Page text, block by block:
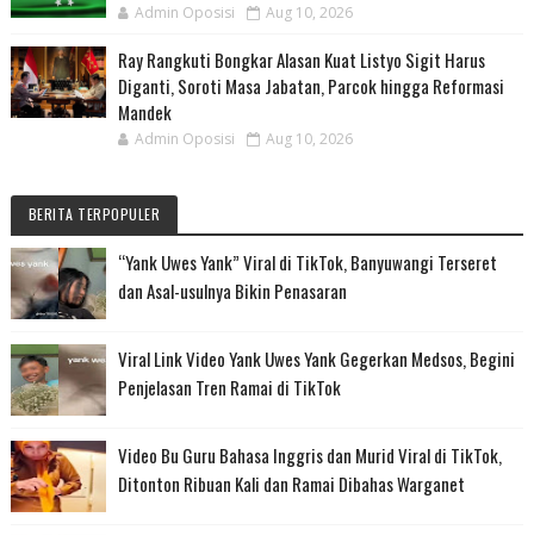
Admin Oposisi Aug 10, 2026
Ray Rangkuti Bongkar Alasan Kuat Listyo Sigit Harus
Diganti, Soroti Masa Jabatan, Parcok hingga Reformasi
Mandek
Admin Oposisi Aug 10, 2026
BERITA TERPOPULER
“Yank Uwes Yank” Viral di TikTok, Banyuwangi Terseret
dan Asal-usulnya Bikin Penasaran
Viral Link Video Yank Uwes Yank Gegerkan Medsos, Begini
Penjelasan Tren Ramai di TikTok
Video Bu Guru Bahasa Inggris dan Murid Viral di TikTok,
Ditonton Ribuan Kali dan Ramai Dibahas Warganet